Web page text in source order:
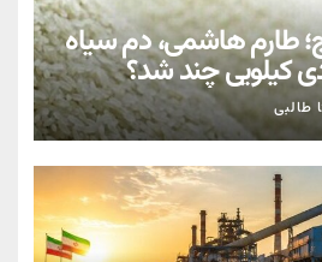
طارم هاشمی، دم سیاه
کیلویی چند شد؟
طالبی